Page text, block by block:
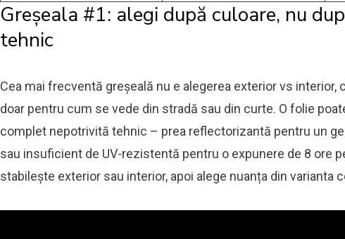
Greșeala #1: alegi după culoare, nu
tehnic
Cea mai frecventă greșeală nu e alegerea exterior vs interior,
doar pentru cum se vede din stradă sau din curte. O folie
complet nepotrivită tehnic – prea reflectorizantă pentru un
sau insuficient de UV-rezistentă pentru o expunere de 8 ore
stabilește exterior sau interior, apoi alege nuanța din varianta